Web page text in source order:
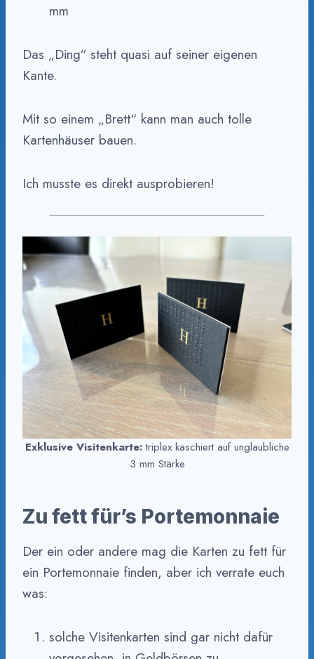
mm
Das „Ding“ steht quasi auf seiner eigenen
Kante.
Mit so einem „Brett“ kann man auch tolle
Kartenhäuser bauen.
Ich musste es direkt ausprobieren!
Exklusive Visitenkarte:triplex kaschiert auf unglaubliche
3 mm Stärke
Zu fett für’s Portemonnaie
Der ein oder andere mag die Karten zu fett für
ein Portemonnaie finden, aber ich verrate euch
was:
solche Visitenkarten sind gar nicht dafür